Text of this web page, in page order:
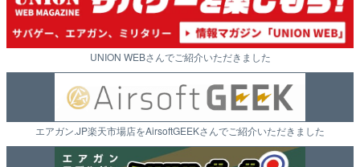
UNION WEBさんでご紹介いただきました
エアガン.JP楽天市場店をAirsoftGEEKさんでご紹介いただきました